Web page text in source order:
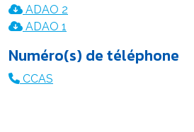
ADAO 2
ADAO 1
Numéro(s) de téléphone
CCAS